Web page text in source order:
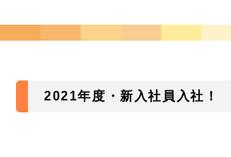
2021年度・新入社員入社！